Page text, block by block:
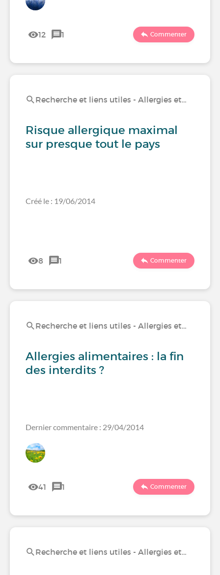
12 1 Commenter
Recherche et liens utiles - Allergies et…
Risque allergique maximal
sur presque tout le pays
Créé le : 19/06/2014
8 1 Commenter
Recherche et liens utiles - Allergies et…
Allergies alimentaires : la fin
des interdits ?
Dernier commentaire : 29/04/2014
41 1 Commenter
Recherche et liens utiles - Allergies et…